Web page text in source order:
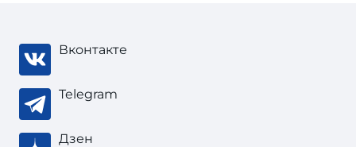
Вконтакте
Telegram
Дзен